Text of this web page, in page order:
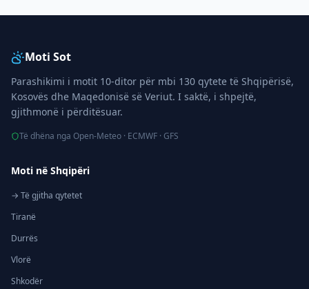
Moti Sot
Parashikimi i motit 10-ditor për mbi 130 qytete të Shqipërisë,
Kosovës dhe Maqedonisë së Veriut. I saktë, i shpejtë,
gjithmonë i përditësuar.
Të dhëna nga Open-Meteo · ECMWF · GFS
Moti në Shqipëri
→ Të gjitha qytetet
Tiranë
Durrës
Vlorë
Shkodër